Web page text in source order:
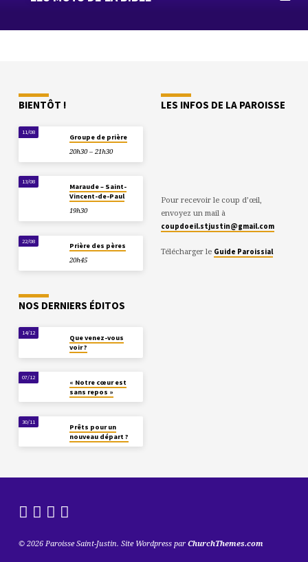
BIENTÔT !
11/08
Groupe de prière
20h30 – 21h30
13/08
Maraude – Saint-
Vincent-de-Paul
19h30
22/08
Prière des pères
20h45
LES INFOS DE LA PAROISSE
Pour recevoir le coup d’œil,
envoyez un mail à
coupdoeil.stjustin@gmail.com
Télécharger le Guide Paroissial
NOS DERNIERS ÉDITOS
14/12
Que venez-vous
voir ?
07/12
« Notre cœur est
sans repos »
30/11
Prêts pour un
nouveau départ ?
© 2026 Paroisse Saint-Justin. Site Wordpress par ChurchThemes.com